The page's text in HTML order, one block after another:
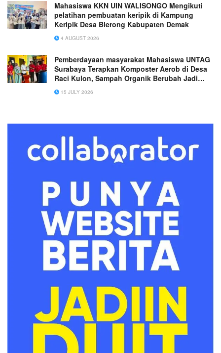
Mahasiswa KKN UIN WALISONGO Mengikuti
pelatihan pembuatan keripik di Kampung
Keripik Desa Blerong Kabupaten Demak
4 AUGUST 2026
Pemberdayaan masyarakat Mahasiswa UNTAG
Surabaya Terapkan Komposter Aerob di Desa
Raci Kulon, Sampah Organik Berubah Jadi
Komoditas Bernilai Ekonomi
15 JULY 2026